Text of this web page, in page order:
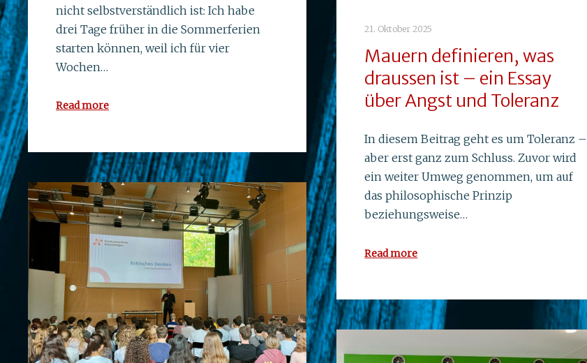
21. Oktober 2025
Mauern definieren, was
draussen ist – ein Essay
über Angst und Toleranz
In diesem Beitrag geht es um Toleranz –
aber erst ganz zum Schluss. Zuvor wird
ein weiter Umweg genommen, um auf
das philosophische Prinzip
beziehungsweise…
Read more
nicht selbstverständlich ist: Ich habe
drei Tage früher in die Sommerferien
starten können, weil ich für vier
Wochen…
Read more